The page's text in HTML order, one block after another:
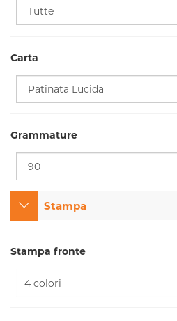
Carta
Grammature
Stampa
Stampa fronte